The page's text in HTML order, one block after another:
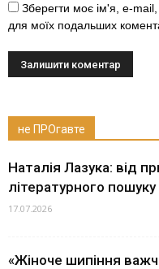
Зберегти моє ім'я, e-
для моїх подальших
не ПРОгавте
Наталія Лазука: від
літературного
17.07.2026
«Жіноче шипіння